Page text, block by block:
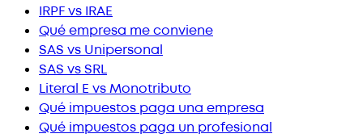
IRPF vs IRAE
Qué empresa me conviene
SAS vs Unipersonal
SAS vs SRL
Literal E vs Monotributo
Qué impuestos paga una empresa
Qué impuestos paga un profesional